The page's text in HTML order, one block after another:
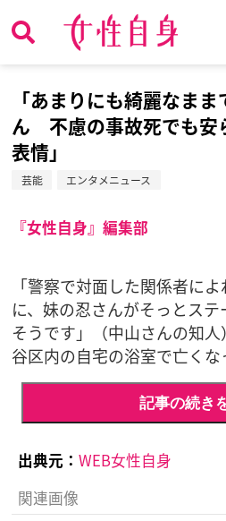
「あまりにも綺麗なま
ん 不慮の事故死でも安
表情」
芸能 エンタメニュース
『女性自身』編集部
「警察で対面した関係者に
に、妹の忍さんがそっとス
そうです」（中山さんの知
谷区内の自宅の浴室で亡く
記事の続き
出典元： WEB女性自身
関連画像